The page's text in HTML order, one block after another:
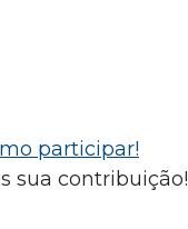
participar!
sua contribuição!